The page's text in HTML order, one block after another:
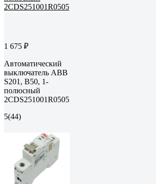
1 675 ₽
Автоматический
выключатель ABB
S201, B50, 1-
полюсный
2CDS251001R0505
5(44)